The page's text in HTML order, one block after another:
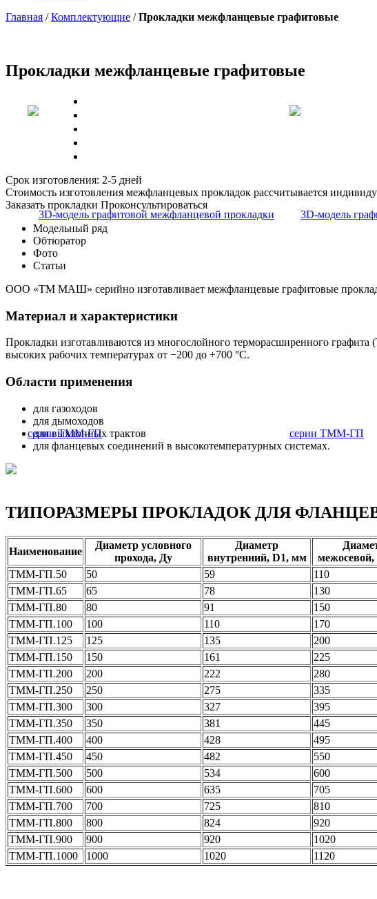
Главная /Комплектующие /Прокладки межфланцевые графитовые
Прокладки межфланцевые графитовые
Срок изготовления: 2-5 дней
Стоимость изготовления межфланцевых прокладок рассчитывается
Заказать прокладки Проконсультироваться
Модельный ряд
Обтюратор
Фото
Статьи
ООО «ТМ МАШ» серийно изготавливает межфланцевые графитовые
Материал и характеристики
Прокладки изготавливаются из многослойного терморасширенного
высоких рабочих температурах от −200 до +700 °C.
Области применения
для газоходов
для дымоходов
для выхлопных трактов
для фланцевых соединений в высокотемпературных системах.
ТИПОРАЗМЕРЫ ПРОКЛАДОК ДЛЯ
Наименование
Диаметр условного
прохода, Ду
Диаметр
внутренний, D1, мм
ТММ-ГП.50
50 59 110
ТММ-ГП.65
65 78 130
ТММ-ГП.80
80 91 150
ТММ-ГП.100
100 110 170
ТММ-ГП.125
125 135 200
ТММ-ГП.150
150 161 225
ТММ-ГП.200
200 222 280
ТММ-ГП.250
250 275 335
ТММ-ГП.300
300 327 395
ТММ-ГП.350
350 381 445
ТММ-ГП.400
400 428 495
ТММ-ГП.450
450 482 550
ТММ-ГП.500
500 534 600
ТММ-ГП.600
600 635 705
ТММ-ГП.700
700 725 810
ТММ-ГП.800
800 824 920
ТММ-ГП.900
900 920 1020
ТММ-ГП.1000
1000 1020 1120